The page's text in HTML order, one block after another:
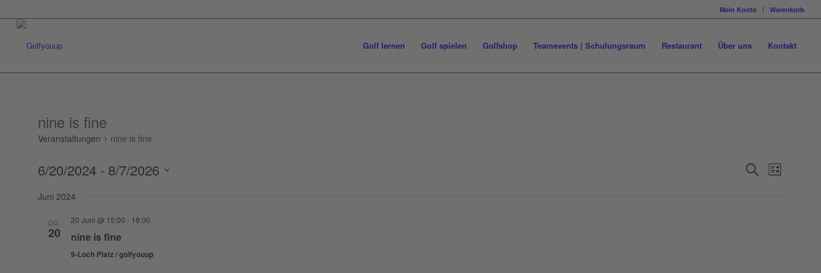
Mein Konto Warenkorb
Golf lernen Golf spielen Golfshop Teamevents | Schulungsraum Restaurant Über uns Kontakt
nine is fine
Veranstaltungen nine is fine
SucheListe
6/20/2024 - 8/7/2026
wählen.
Juni 2024
DO.
20
20 Juni @ 15:00 - 18:00
nine is fine
9-Loch Platz / golfyouup